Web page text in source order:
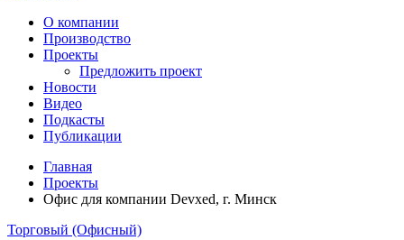
О компании
Производство
Проекты
Предложить проект
Новости
Видео
Подкасты
Публикации
Главная
Проекты
Офис для компании Devxed, г. Минск
Торговый (Офисный)